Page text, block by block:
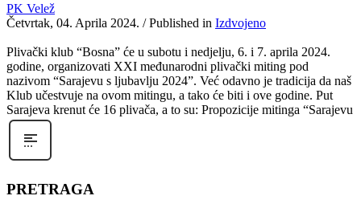
PK Velež
Četvrtak, 04. Aprila 2024. / Published in Izdvojeno
Plivački klub “Bosna” će u subotu i nedjelju, 6. i 7. aprila 2024.
godine, organizovati XXI međunarodni plivački miting pod
nazivom “Sarajevu s ljubavlju 2024”. Već odavno je tradicija da naš
Klub učestvuje na ovom mitingu, a tako će biti i ove godine. Put
Sarajeva krenut će 16 plivača, a to su: Propozicije mitinga “Sarajevu
PRETRAGA